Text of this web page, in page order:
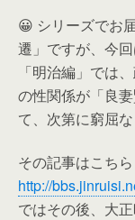
😀 シリーズでお
遷」ですが、今回
「明治編」では
の性関係が「良
て、次第に窮屈
その記事はこちら
http://
ではその後、大